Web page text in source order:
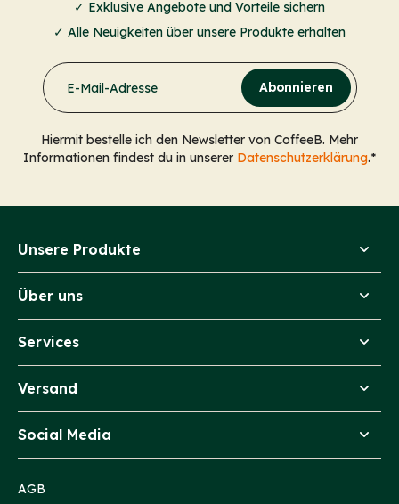
✓ Exklusive Angebote und Vorteile sichern
✓ Alle Neuigkeiten über unsere Produkte erhalten
E-Mail-Adresse Abonnieren
Hiermit bestelle ich den Newsletter von CoffeeB. Mehr
Informationen findest du in unserer Datenschutzerklärung.*
Unsere Produkte
Über uns
Services
Versand
Social Media
AGB